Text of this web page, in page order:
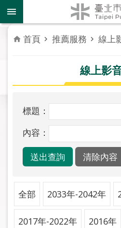
跳到主要內容區塊
到
館
資
訊
者
活
報
導
關
於
市
圖
首頁 推薦服務 線上
線上影
標題：
內容：
全部 2033年-2042年
2017年-2022年 2016年